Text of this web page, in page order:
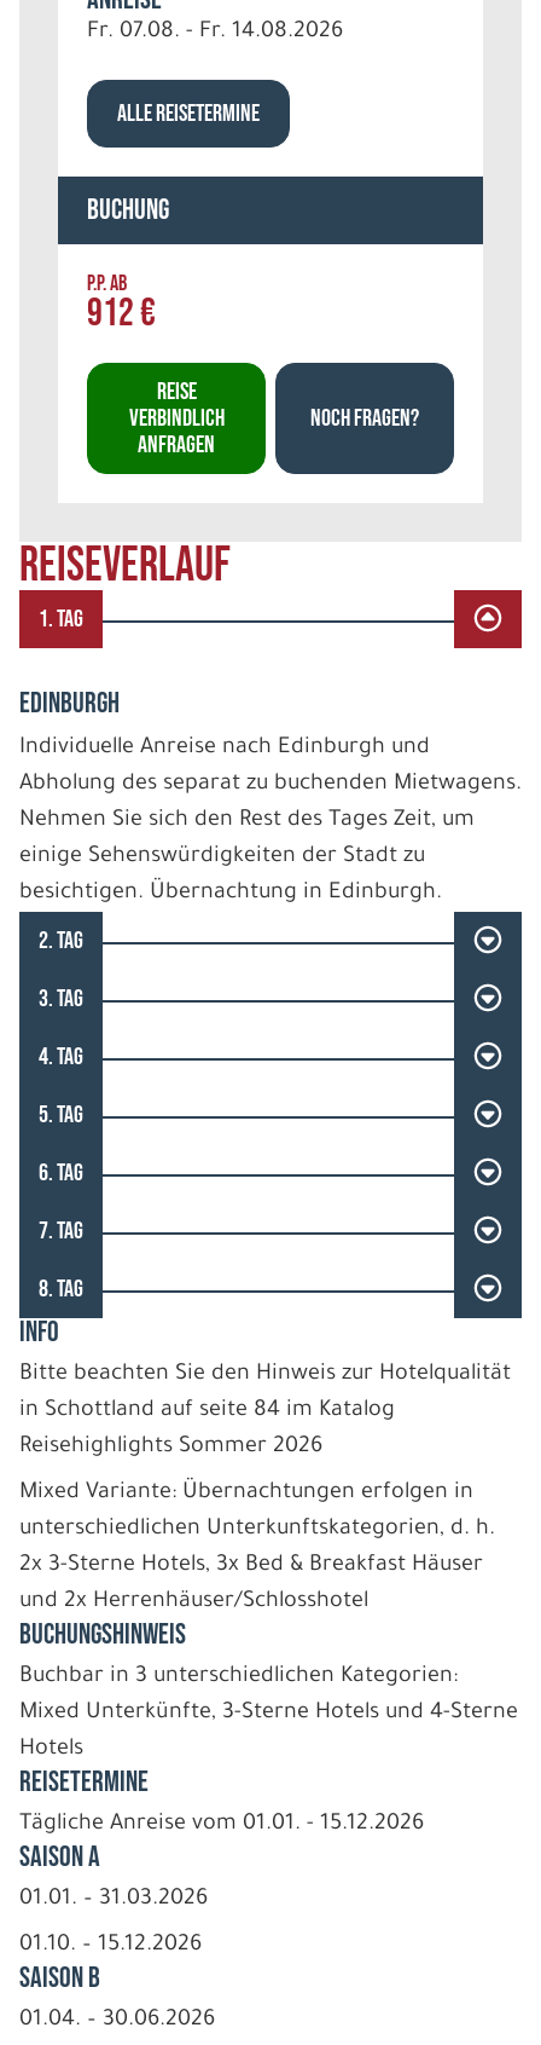
REISEVERLAUF
1. TAG
EDINBURGH
Individuelle Anreise nach Edinburgh und
Abholung des separat zu buchenden Mietwagens.
Nehmen Sie sich den Rest des Tages Zeit, um
einige Sehenswürdigkeiten der Stadt zu
besichtigen. Übernachtung in Edinburgh.
2. TAG
3. TAG
4. TAG
5. TAG
6. TAG
7. TAG
8. TAG
INFO
Bitte beachten Sie den Hinweis zur Hotelqualität
in Schottland auf seite 84 im Katalog
Reisehighlights Sommer 2026
Mixed Variante: Übernachtungen erfolgen in
unterschiedlichen Unterkunftskategorien, d. h.
2x 3-Sterne Hotels, 3x Bed & Breakfast Häuser
und 2x Herrenhäuser/Schlosshotel
BUCHUNGSHINWEIS
Buchbar in 3 unterschiedlichen Kategorien:
Mixed Unterkünfte, 3-Sterne Hotels und 4-Sterne
Hotels
REISETERMINE
Tägliche Anreise vom 01.01. - 15.12.2026
Saison A
01.01. – 31.03.2026
01.10. – 15.12.2026
Saison B
01.04. – 30.06.2026
Fr. 07.08. - Fr. 14.08.2026
ALLE REISETERMINE
Buchung
P.P. AB
912 €
REISE
VERBINDLICH
ANFRAGEN
NOCH FRAGEN?